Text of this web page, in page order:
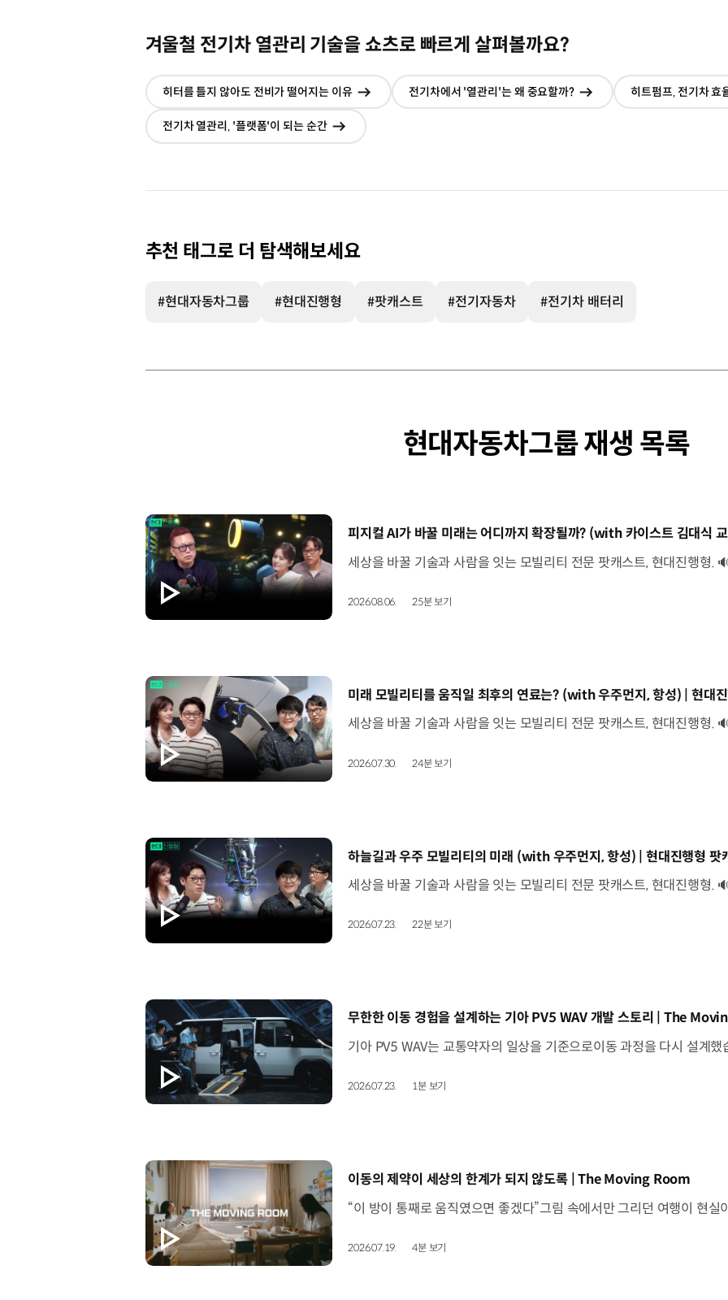
겨울철 전기차 열관리 기술을 쇼츠로 빠르게 살펴볼까요?
히터를 틀지 않아도 전비가 떨어지는 이유
현재창에서
전기차에서 '열관리'는 왜 중요할까?
현재창에서
히트펌프‚ 전기차 효
전기차 열관리‚ '플랫폼'이 되는 순간
현재창에서
추천 태그로 더 탐색해보세요
#현대자동차그룹 #현대진행형 #팟캐스트 #전기자동차 #전기차 배터리
현대자동차그룹 재생 목록
[동영상]
2026.08.06. 25분 보기
[동영상]
미래 모빌리티를 움직일 최후의 연료는? (with 우주먼지, 항성) | 현대
2026.07.30. 24분 보기
[동영상]
하늘길과 우주 모빌리티의 미래 (with 우주먼지, 항성) | 현대진행형 팟
2026.07.23. 22분 보기
[동영상]
무한한 이동 경험을 설계하는 기아 PV5 WAV 개발 스토리 | The
2026.07.23. 1분 보기
[동영상]
이동의 제약이 세상의 한계가 되지 않도록 | The Moving Room
2026.07.19. 4분 보기